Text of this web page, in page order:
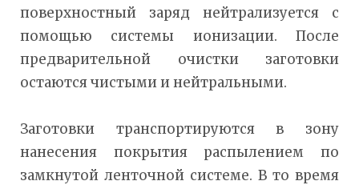
поверхностный заряд нейтрализуется с
помощью системы ионизации. После
предварительной очистки заготовки
остаются чистыми и нейтральными.
Заготовки транспортируются в зону
нанесения покрытия распылением по
замкнутой ленточной системе. В то время